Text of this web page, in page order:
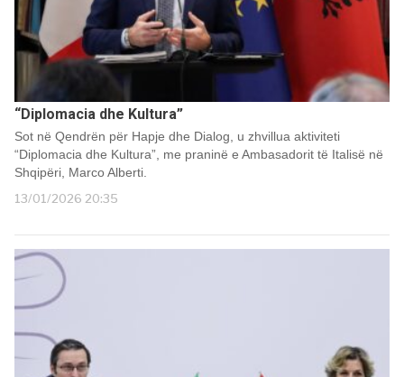
“Diplomacia dhe Kultura”
Sot në Qendrën për Hapje dhe Dialog, u zhvillua aktiviteti
“Diplomacia dhe Kultura”, me praninë e Ambasadorit të Italisë në
Shqipëri, Marco Alberti.
13/01/2026 20:35